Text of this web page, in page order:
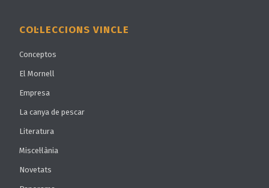
COL·LECCIONS VINCLE
Conceptos
El Mornell
Empresa
La canya de pescar
Literatura
Miscel·lània
Novetats